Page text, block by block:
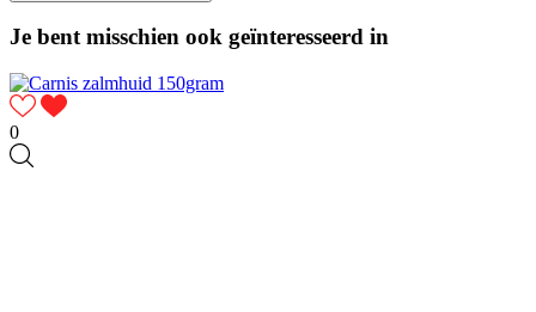
Je bent misschien ook geïnteresseerd in
0